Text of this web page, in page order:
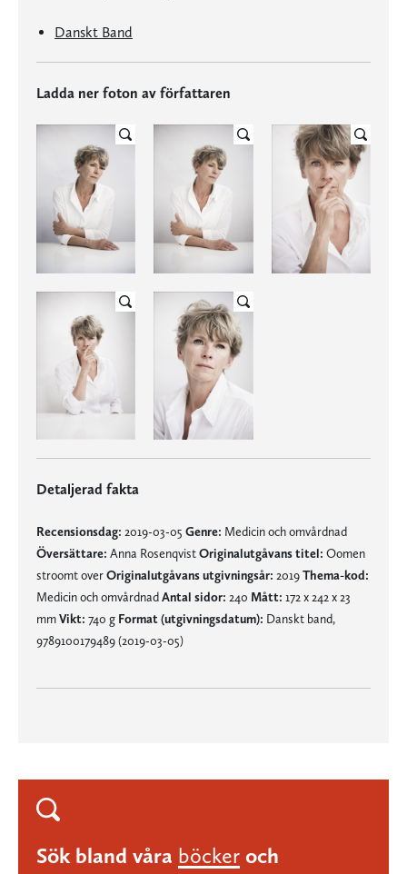
Danskt Band
Ladda ner foton av författaren
Detaljerad fakta
Recensionsdag: 2019-03-05 Genre: Medicin och omvårdnad
Översättare: Anna RosenqvistOriginalutgåvans titel: Oomen
stroomt overOriginalutgåvans utgivningsår: 2019Thema-kod:
Medicin och omvårdnadAntal sidor: 240 Mått: 172 x 242 x 23
mmVikt: 740 g Format (utgivningsdatum): Danskt band,
9789100179489 (2019-03-05)
Sök bland våra böcker och